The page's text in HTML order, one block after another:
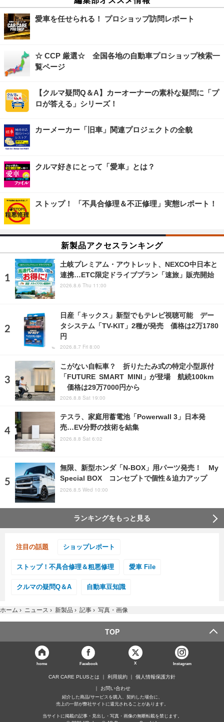
愛車を任せられる！ プロショップ訪問レポート
☆ CCP 厳選☆ 全国各地の自動車プロショップ検索一
覧ページ
【クルマ疑問Q＆A】カーオーナーの素朴な疑問に「プ
ロが答える」シリーズ！
カーメーカー「旧車」関連プロジェクトの全貌
クルマ好きにとって「愛車」とは？
ストップ！ 「不具合修理＆不正修理」実態レポート！
新製品アクセスランキング
土岐プレミアム・アウトレット、NEXCO中日本と
連携…ETC限定ドライブプラン「速旅」販売開始
2026.8.6 Thu 11:00
日産「キックス」新型でもテレビ視聴可能 デー
タシステム「TV-KIT」2種が発売 価格は2万1780
円
2026.8.7 Fri 8:00
こがない自転車？ 折りたたみ式の特定小型原付
「FUTURE SMART MINI」が登場 航続100km
価格は29万7000円から
2026.8.8 Sat 19:00
テスラ、家庭用蓄電池「Powerwall 3」日本発
売…EV分野の技術を結集
2026.8.8 Sat 6:02
無限、新型ホンダ「N-BOX」用パーツ発売！ My
Special BOX コンセプトで個性＆迫力アップ
2026.8.5 Wed 10:00
ランキングをもっと見る
注目の話題 ショップレポート
ストップ！不具合修理＆粗悪修理 愛車 File
クルマの疑問Q＆A 自動車豆知識
ホーム › ニュース › 新製品 › 記事 › 写真・画像
TOP
home Facebook X Instagram
CAR CARE PLUSとは 利用規約 個人情報保護方針
お問い合わせ
紹介した商品/サービスを購入、契約した場合に、
売上の一部が弊社サイトに還元されることがあります。
当サイトに掲載の記事・見出し・写真・画像の無断転載を禁じます。